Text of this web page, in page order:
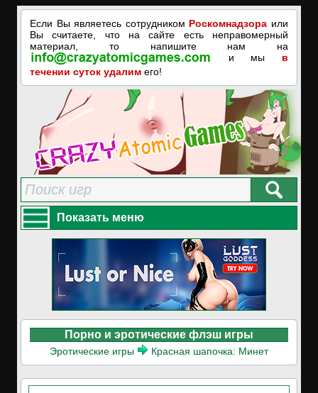
Если Вы являетесь сотрудником Роскомнадзора или
Вы считаете, что на сайте есть неправомерный
материал, то напишите нам на
и мы в
течении суток удалим его!
Показать меню
Порно и эротические флэш игры
Эротические игры Красная шапочка: Минет